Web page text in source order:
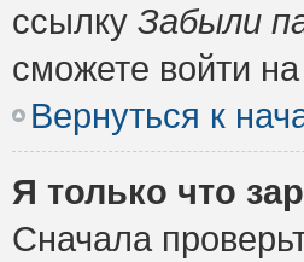
ссылку Забыли
сможете войти
Вернуться к
Я только что
Сначала